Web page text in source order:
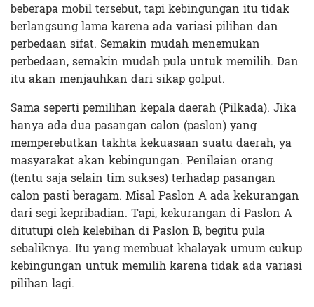
beberapa mobil tersebut, tapi kebingungan itu tidak
berlangsung lama karena ada variasi pilihan dan
perbedaan sifat. Semakin mudah menemukan
perbedaan, semakin mudah pula untuk memilih. Dan
itu akan menjauhkan dari sikap golput.
Sama seperti pemilihan kepala daerah (Pilkada). Jika
hanya ada dua pasangan calon (paslon) yang
memperebutkan takhta kekuasaan suatu daerah, ya
masyarakat akan kebingungan. Penilaian orang
(tentu saja selain tim sukses) terhadap pasangan
calon pasti beragam. Misal Paslon A ada kekurangan
dari segi kepribadian. Tapi, kekurangan di Paslon A
ditutupi oleh kelebihan di Paslon B, begitu pula
sebaliknya. Itu yang membuat khalayak umum cukup
kebingungan untuk memilih karena tidak ada variasi
pilihan lagi.